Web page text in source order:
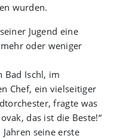
wurden.
Jugend eine
oder weniger
Bad Ischl, im
Chef, ein vielseitiger
fragte was
das ist die Beste!“
seine erste